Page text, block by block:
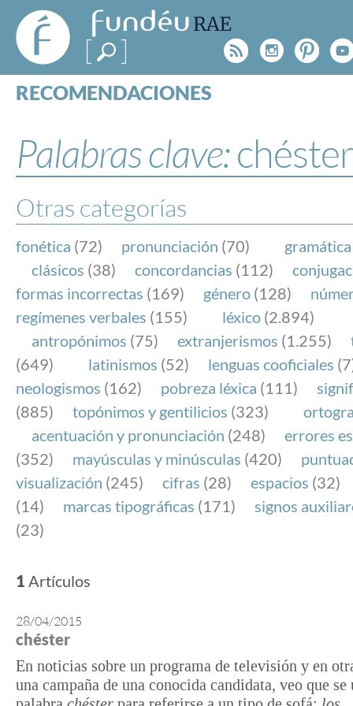
FundéuRAE
- Fundación
del Español
Urgente
Rss
RECOMENDACIONES
ESPECIALES
BLOG
NOTICIAS
SOBRE LA FUNDÉURAE
FundéuRAE es una fundación patrocinada por la
y la Real Academia Española, cuyo objetivo es
el buen uso del español en los medios de
Internet.
Palabras clave:chéster
Otras categorías
fonética (72) pronunciación (70) gramática
clásicos (38) concordancias (112)
formas incorrectas (169) género (128)
regímenes verbales (155) léxico (2.894)
antropónimos (75) extranjerismos (1.255)
(649)
latinismos (52) lenguas cooficiales
neologismos (162) pobreza léxica (111)
(885)
topónimos y gentilicios (323)
acentuación y pronunciación (248)
errores
(352)
mayúsculas y minúsculas (420)
visualización (245) cifras (28) espacios (32)
(14)
marcas tipográficas (171)
signos
(23)
1 Artículos
28/04/2015
chéster
En noticias sobre un programa de televisión y en
una campaña de una conocida candidata, veo que se